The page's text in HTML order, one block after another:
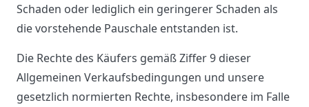
Schaden oder lediglich ein geringerer Schaden als
die vorstehende Pauschale entstanden ist.
Die Rechte des Käufers gemäß Ziffer 9 dieser
Allgemeinen Verkaufsbedingungen und unsere
gesetzlich normierten Rechte, insbesondere im Falle